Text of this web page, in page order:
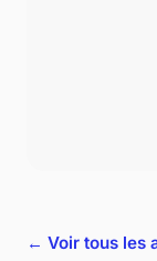
← Voir tous les